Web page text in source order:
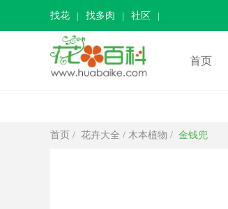
找花 找多肉 社区
首页
首页 / 花卉大全 / 木本植物 / 金钱兜
金钱兜黄叶的原因和处